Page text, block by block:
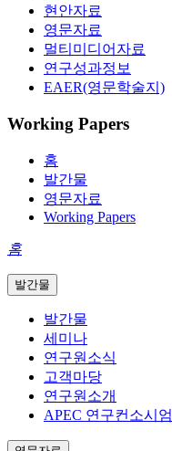
현안자료
영문자료
멀티미디어자료
연구성과정보
EAER(영문학술지)
Working Papers
홈
발간물
영문자료
Working Papers
홈
발간물
발간물
세미나
연구원소식
고객마당
연구원소개
APEC 연구컨소시엄